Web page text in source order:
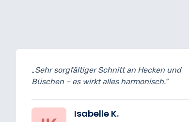
und
„Termine pünktlich
ohne Schäden – top